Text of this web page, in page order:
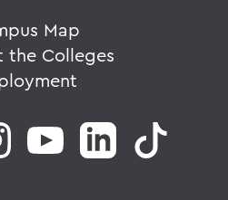
Map
the Colleges